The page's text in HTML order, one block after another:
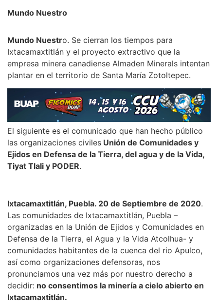
Mundo Nuestro
Mundo Nuestro. Se cierran los tiempos para
Ixtacamaxtitlán y el proyecto extractivo que la
empresa minera canadiense Almaden Minerals intentan
plantar en el territorio de Santa María Zotoltepec.
El siguiente es el comunicado que han hecho público
las organizaciones civiles Unión de Comunidades y
Ejidos en Defensa de la Tierra, del agua y de la Vida,
Tiyat Tlali y PODER.
Ixtacamaxtitlán, Puebla. 20 de Septiembre de 2020.
Las comunidades de Ixtacamaxtitlán, Puebla –
organizadas en la Unión de Ejidos y Comunidades en
Defensa de la Tierra, el Agua y la Vida Atcolhua- y
comunidades habitantes de la cuenca del rio Apulco,
así como organizaciones defensoras, nos
pronunciamos una vez más por nuestro derecho a
decidir: no consentimos la minería a cielo abierto en
Ixtacamaxtitlán.